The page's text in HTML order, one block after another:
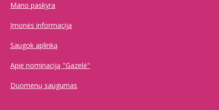
Įmonės informacija
Saugok aplinką
Apie nominaciją "Gazelė"
Duomenų saugumas
Mano paskyra